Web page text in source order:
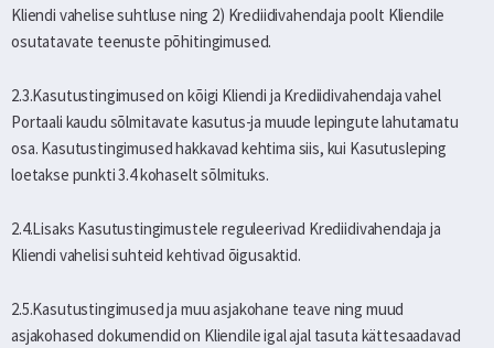
Kliendi vahelise suhtluse ning 2) Krediidivahendaja poolt Kliendile
osutatavate teenuste põhitingimused.
2.3.Kasutustingimused on kõigi Kliendi ja Krediidivahendaja vahel
Portaali kaudu sõlmitavate kasutus-ja muude lepingute lahutamatu
osa. Kasutustingimused hakkavad kehtima siis, kui Kasutusleping
loetakse punkti 3.4 kohaselt sõlmituks.
2.4.Lisaks Kasutustingimustele reguleerivad Krediidivahendaja ja
Kliendi vahelisi suhteid kehtivad õigusaktid.
2.5.Kasutustingimused ja muu asjakohane teave ning muud
asjakohased dokumendid on Kliendile igal ajal tasuta kättesaadavad